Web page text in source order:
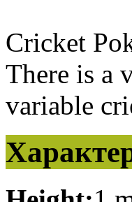
Cricket
There is a
variable